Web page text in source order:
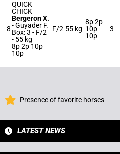
8
QUICK
CHICK
Bergeron X.
-Guyader F.
Box: 3 - F/2
- 55 kg
8p 2p 10p
10p
F/2 55 kg
8p 2p
10p
10p
3
Presence of favorite horses
LATEST NEWS